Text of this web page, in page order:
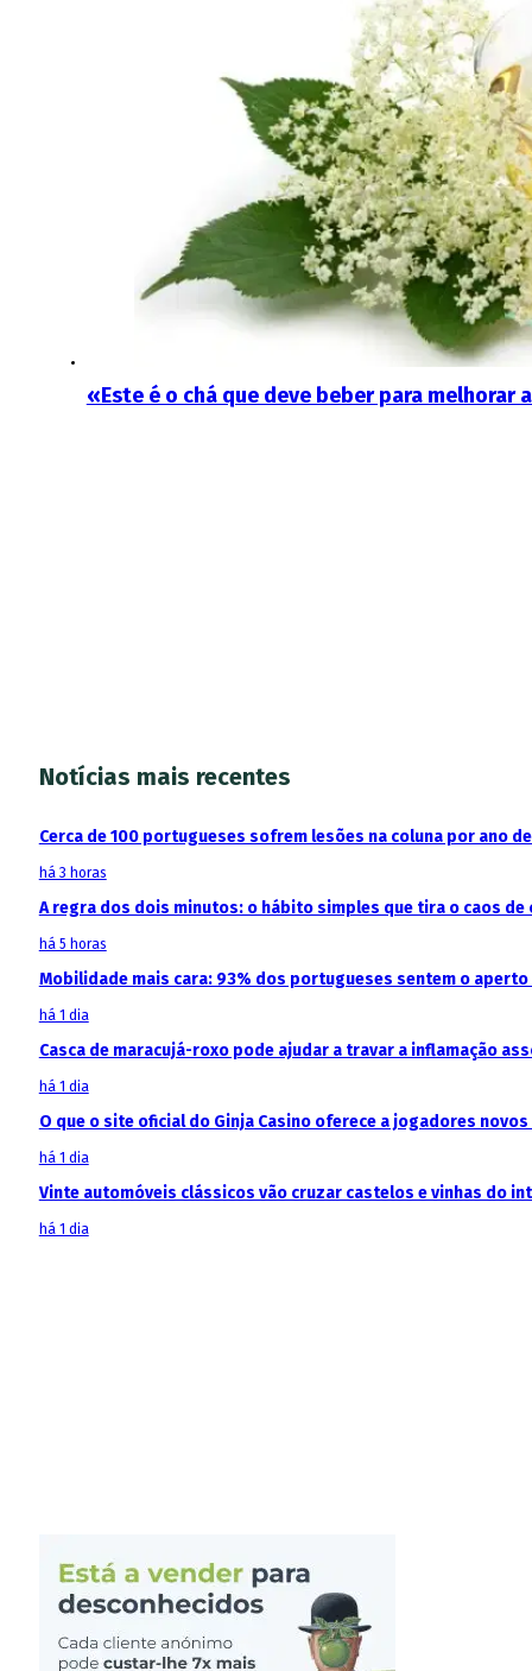
«Este é o chá que deve beber para
Notícias mais recentes
Cerca de 100 portugueses sofrem lesões na coluna por ano
há 3 horas
A regra dos dois minutos: o hábito simples que tira o caos de
há 5 horas
Mobilidade mais cara: 93% dos portugueses sentem o
há 1 dia
Casca de maracujá-roxo pode ajudar a travar a inflamação
há 1 dia
O que o site oficial do Ginja Casino oferece a jogadores
há 1 dia
Vinte automóveis clássicos vão cruzar castelos e vinhas do
há 1 dia